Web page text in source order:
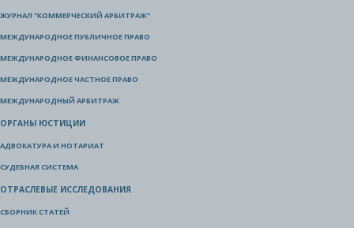
ЖУРНАЛ "КОММЕРЧЕСКИЙ АРБИТРАЖ"
МЕЖДУНАРОДНОЕ ПУБЛИЧНОЕ ПРАВО
МЕЖДУНАРОДНОЕ ФИНАНСОВОЕ ПРАВО
МЕЖДУНАРОДНОЕ ЧАСТНОЕ ПРАВО
МЕЖДУНАРОДНЫЙ АРБИТРАЖ
ОРГАНЫ ЮСТИЦИИ
АДВОКАТУРА И НОТАРИАТ
СУДЕБНАЯ СИСТЕМА
ОТРАСЛЕВЫЕ ИССЛЕДОВАНИЯ
СБОРНИК СТАТЕЙ